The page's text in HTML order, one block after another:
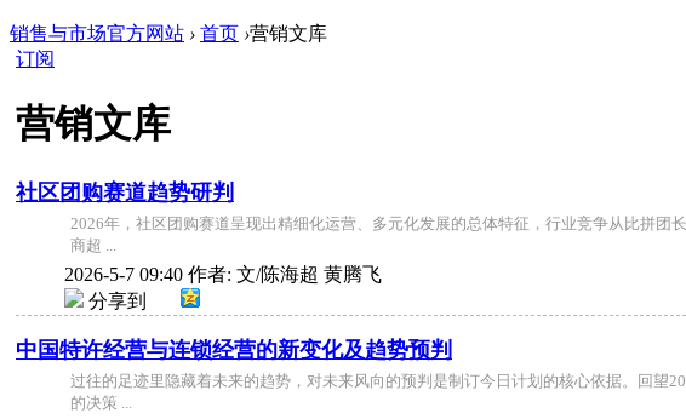
销售与市场官方网站 › 首页 ›营销文库
订阅
营销文库
社区团购赛道趋势研判
2026年，社区团购赛道呈现出精细化运营、多元化发展的总体特征，行业竞争从比拼
商超 ...
2026-5-7 09:40 作者: 文/陈海超 黄腾飞
分享到
中国特许经营与连锁经营的新变化及趋势预判
过往的足迹里隐藏着未来的趋势，对未来风向的预判是制订今日计划的核心依据。回望
的决策 ...